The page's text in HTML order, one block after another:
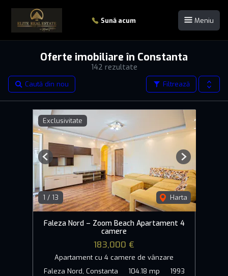
Sună acum Meniu
142 rezultate
Oferte imobiliare în Constanta
Filtrează
Caută din nou
Exclusivitate
1 / 13 Harta
Previous Next
Faleza Nord – Zoom Beach Apartament 4
camere
183,000 €
Apartament cu 4 camere de vânzare
Faleza Nord, Constanta
104.18 mp 1993